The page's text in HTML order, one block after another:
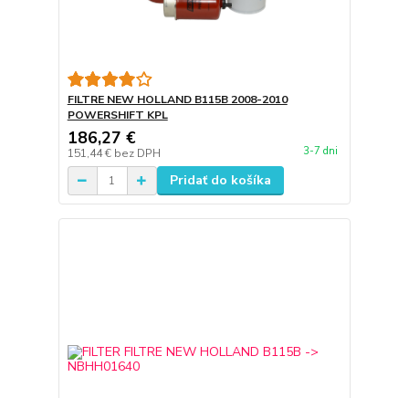
FILTRE NEW HOLLAND B115B 2008-2010
POWERSHIFT KPL
186,27 €
151,44 € bez DPH 3-7 dni
Pridať do košíka